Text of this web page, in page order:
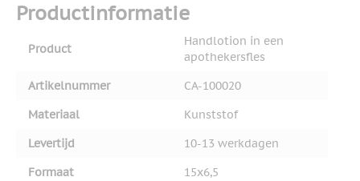
Productinformatie
Product
Handlotion in een
apothekersfles
Artikelnummer
CA-100020
Materiaal
Kunststof
Levertijd
10-13 werkdagen
Formaat
15x6,5